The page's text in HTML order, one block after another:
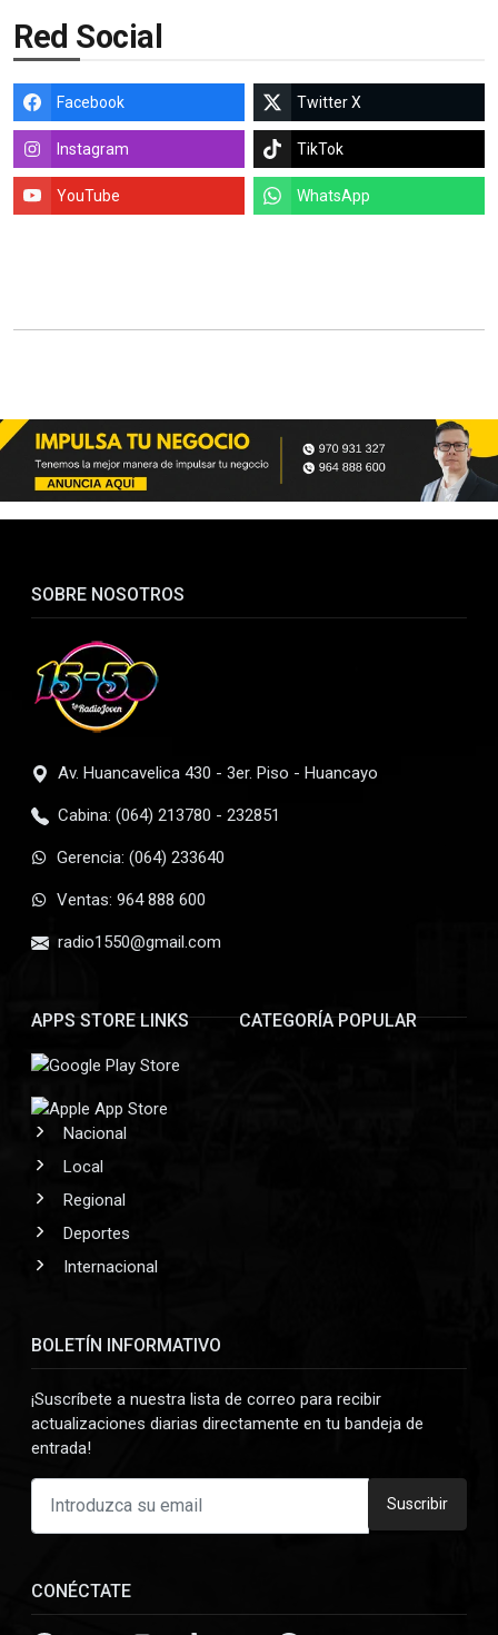
Red Social
Facebook Twitter X
Instagram TikTok
YouTube WhatsApp
SOBRE NOSOTROS
Av. Huancavelica 430 - 3er. Piso - Huancayo
Cabina: (064) 213780 - 232851
Gerencia: (064) 233640
Ventas: 964 888 600
radio1550@gmail.com
APPS STORE LINKS CATEGORÍA POPULAR
Nacional
Local
Regional
Deportes
Internacional
BOLETÍN INFORMATIVO
¡Suscríbete a nuestra lista de correo para recibir
actualizaciones diarias directamente en tu bandeja de
entrada!
Suscribir
CONÉCTATE